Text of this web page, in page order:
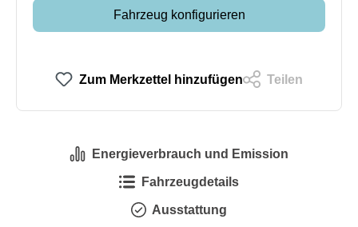
Fahrzeug konfigurieren
Zum Merkzettel hinzufügen Teilen
Energieverbrauch und Emission
Fahrzeugdetails
Ausstattung